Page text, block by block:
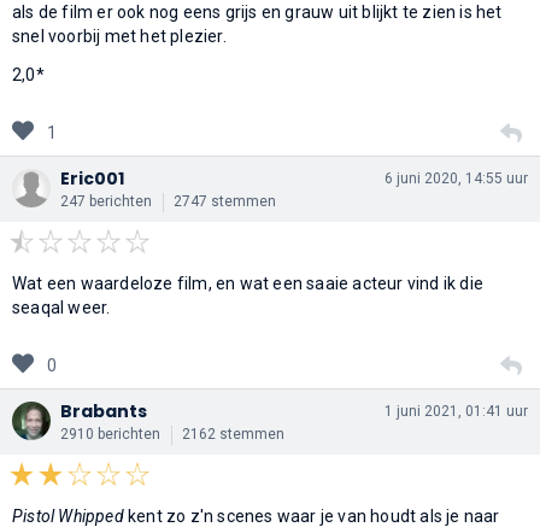
als de film er ook nog eens grijs en grauw uit blijkt te zien is het
snel voorbij met het plezier.
2,0*
1
Eric001
247 berichten 2747 stemmen
6 juni 2020, 14:55 uur
Wat een waardeloze film, en wat een saaie acteur vind ik die
seaqal weer.
0
Brabants
2910 berichten 2162 stemmen
1 juni 2021, 01:41 uur
Pistol Whippedkent zo z'n scenes waar je van houdt als je naar